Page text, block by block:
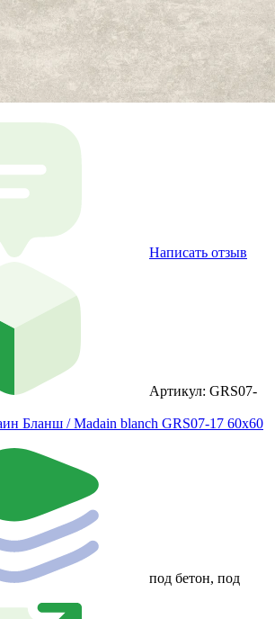
Написать отзыв
Артикул: GRS07-
Бланш / Madain blanch GRS07-17 60х60
под бетон, под